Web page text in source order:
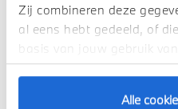
Zij combineren deze
al eens hebt gedeeld, of
basis van jouw gebruik van
Alle
4. Minder vloeistoffen
5. De accu